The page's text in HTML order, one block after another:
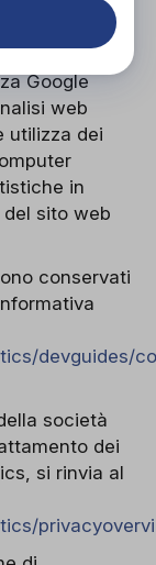
Google
web
utilizza dei
in
del sito web
conservati
devguides/
società
dei
si rinvia al